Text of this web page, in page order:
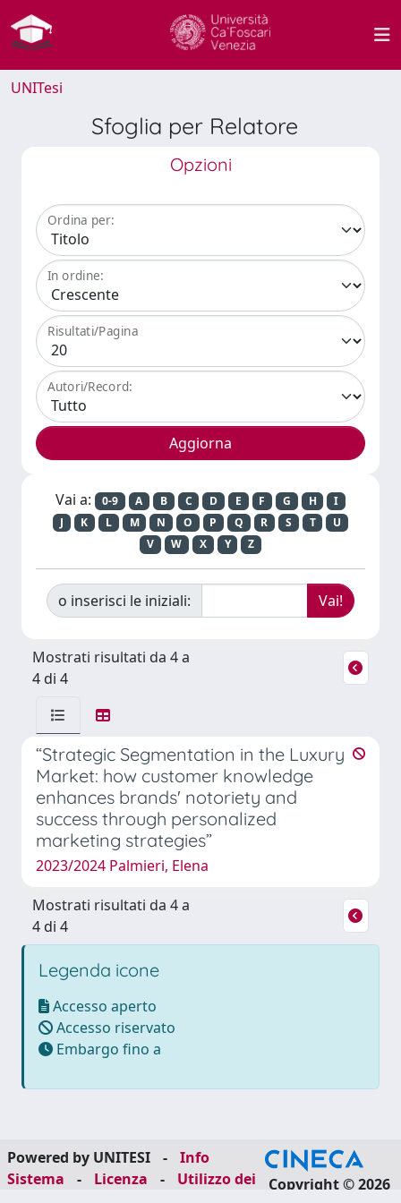
UNITesi
Sfoglia per Relatore
Opzioni
Ordina per:
In ordine:
Risultati/Pagina
Autori/Record:
Vai a: 0-9 A B C D E F G H
I
J
K L M N O P Q R S T
U
V
W X Y Z
o inserisci le iniziali:
Mostrati risultati da 4 a
4 di 4
“Strategic Segmentation in the Luxury
Market: how customer knowledge
enhances brands' notoriety and
success through personalized
marketing strategies”
2023/2024 Palmieri, Elena
Mostrati risultati da 4 a
4 di 4
Legenda icone
Accesso aperto
Accesso riservato
Embargo fino a
Powered by UNITESI -
Info
Sistema
- Licenza -
Utilizzo dei
Copyright © 2026